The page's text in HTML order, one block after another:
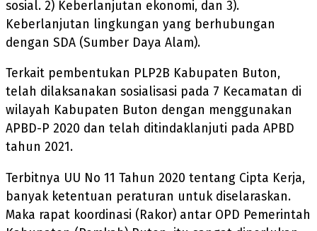
sosial. 2) Keberlanjutan ekonomi, dan 3).
Keberlanjutan lingkungan yang berhubungan
dengan SDA (Sumber Daya Alam).
Terkait pembentukan PLP2B Kabupaten Buton,
telah dilaksanakan sosialisasi pada 7 Kecamatan di
wilayah Kabupaten Buton dengan menggunakan
APBD-P 2020 dan telah ditindaklanjuti pada APBD
tahun 2021.
Terbitnya UU No 11 Tahun 2020 tentang Cipta Kerja,
banyak ketentuan peraturan untuk diselaraskan.
Maka rapat koordinasi (Rakor) antar OPD Pemerintah